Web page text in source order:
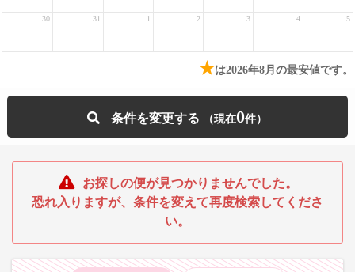
30 31 1 2 3 4 5
★は2026年8月の最安値です。
条件を変更する 0
お探しの便が見つかりませんでした。
恐れ入りますが、条件を変えて再度検索してくださ
い。